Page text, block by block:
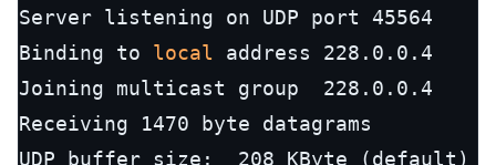
Server listening on UDP port 45564
Binding to local address 228.0.0.4
Joining multicast group  228.0.0.4
Receiving 1470 byte datagrams
UDP buffer size:  208 KByte (default)